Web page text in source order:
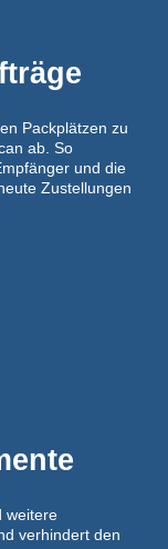
Packplätzen zu
ab. So
und die
Zustellungen
weitere
verhindert den